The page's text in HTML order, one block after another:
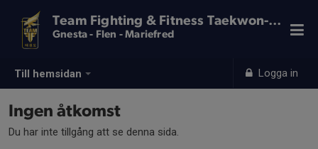
Till hemsidan Logga in
Team Fighting & Fitness Taekwon-Do
Gnesta - Flen - Mariefred
Ingen åtkomst
Du har inte tillgång att se denna sida.